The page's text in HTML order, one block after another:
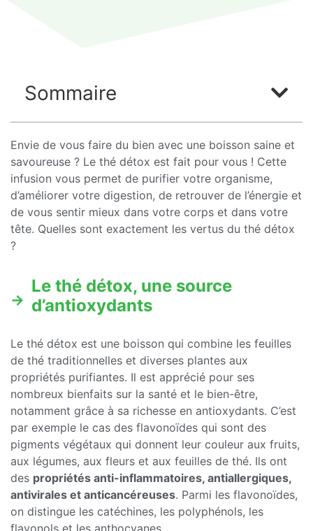
Sommaire
Envie de vous faire du bien avec une boisson saine et
savoureuse ? Le thé détox est fait pour vous ! Cette
infusion vous permet de purifier votre organisme,
d’améliorer votre digestion, de retrouver de l’énergie et
de vous sentir mieux dans votre corps et dans votre
tête. Quelles sont exactement les vertus du thé détox
?
Le thé détox, une source
d’antioxydants
Le thé détox est une boisson qui combine les feuilles
de thé traditionnelles et diverses plantes aux
propriétés purifiantes. Il est apprécié pour ses
nombreux bienfaits sur la santé et le bien-être,
notamment grâce à sa richesse en antioxydants. C’est
par exemple le cas des flavonoïdes qui sont des
pigments végétaux qui donnent leur couleur aux fruits,
aux légumes, aux fleurs et aux feuilles de thé. Ils ont
des propriétés anti-inflammatoires, antiallergiques,
antivirales et anticancéreuses. Parmi les flavonoïdes,
on distingue les catéchines, les polyphénols, les
flavonols et les anthocyanes.